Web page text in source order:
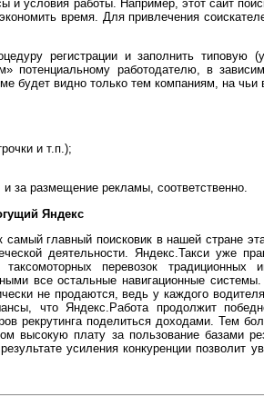
условия работы. Например, этот сайт
время. Для привлечения
регистрации и заполнить типовую
работодателю, в
будет видно только тем компаниям, на чьи
и т.п.);
и за размещение рекламы, соответственно.
Яндекс
самый главный поисковик в нашей стране
деятельности. Яндекс.Такси уже
таксомоторных перевозок традиционных
все остальные навигационные
не продаются, ведь у каждого
что Яндекс.Работа продолжит
рекрутинга поделиться доходами. Тем
высокую плату за пользование базами
усиления конкуренции позволит